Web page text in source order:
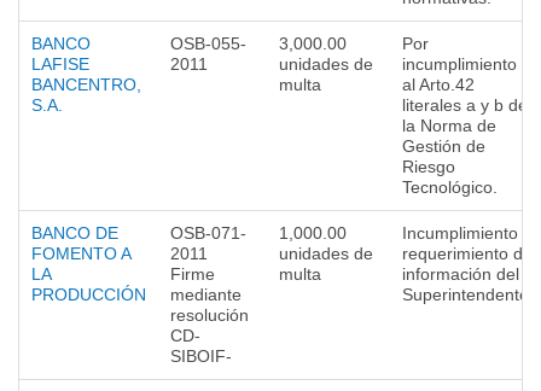
BANCO
LAFISE
BANCENTRO,
S.A.
OSB-055-
2011
3,000.00
unidades de
multa
Por
incumplimiento
al Arto.42
literales a y b de
la Norma de
Gestión de
Riesgo
Tecnológico.
BANCO DE
FOMENTO A
LA
PRODUCCIÓN
OSB-071-
2011
Firme
mediante
resolución
CD-
SIBOIF-
1,000.00
unidades de
multa
Incumplimiento a
requerimiento de
información del
Superintendente